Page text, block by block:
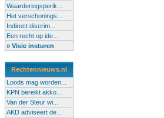
Waarderingsperik...
Het verschonings...
Indirect discrim...
Een recht op ide...
» Visie insturen
Rechtennieuws.nl
Loods mag worden...
KPN bereikt akko...
Van der Steur wi...
AKD adviseert de...